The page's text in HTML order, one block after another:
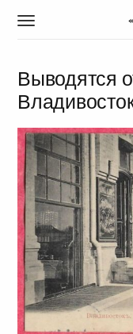
T
g
l
e
a
v
i
g
a
t
i
o
n
Выводятся